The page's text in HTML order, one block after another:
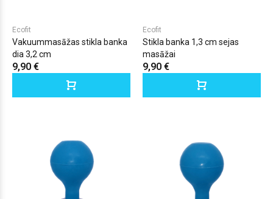
Ecofit
Vakuummasāžas stikla banka
dia 3,2 cm
9,90 €
Ecofit
Stikla banka 1,3 cm sejas
masāžai
9,90 €